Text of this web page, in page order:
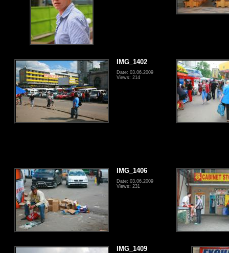
IMG_1402
Date: 03.06.2009
Views: 214
IMG_1406
Date: 03.06.2009
Views: 231
IMG_1409